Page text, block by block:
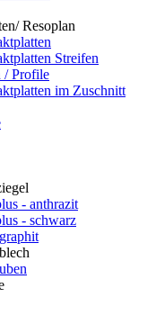
Resoplan
Streifen
/ Profile
im Zuschnitt
- anthrazit
- schwarz